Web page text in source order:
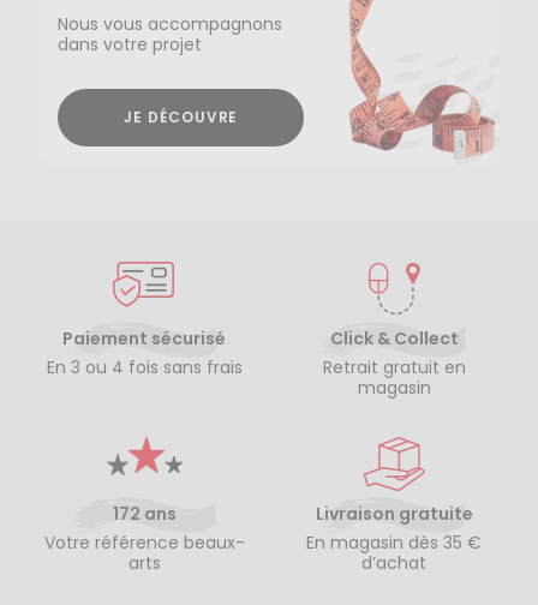
Nous vous accompagnons
dans votre projet
JE DÉCOUVRE
Paiement sécurisé
En 3 ou 4 fois sans frais
Click & Collect
Retrait gratuit en
magasin
172 ans
Votre référence beaux-
arts
Livraison gratuite
En magasin dès 35 €
d’achat